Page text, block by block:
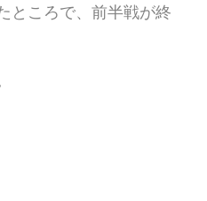
ところで、前半戦が終